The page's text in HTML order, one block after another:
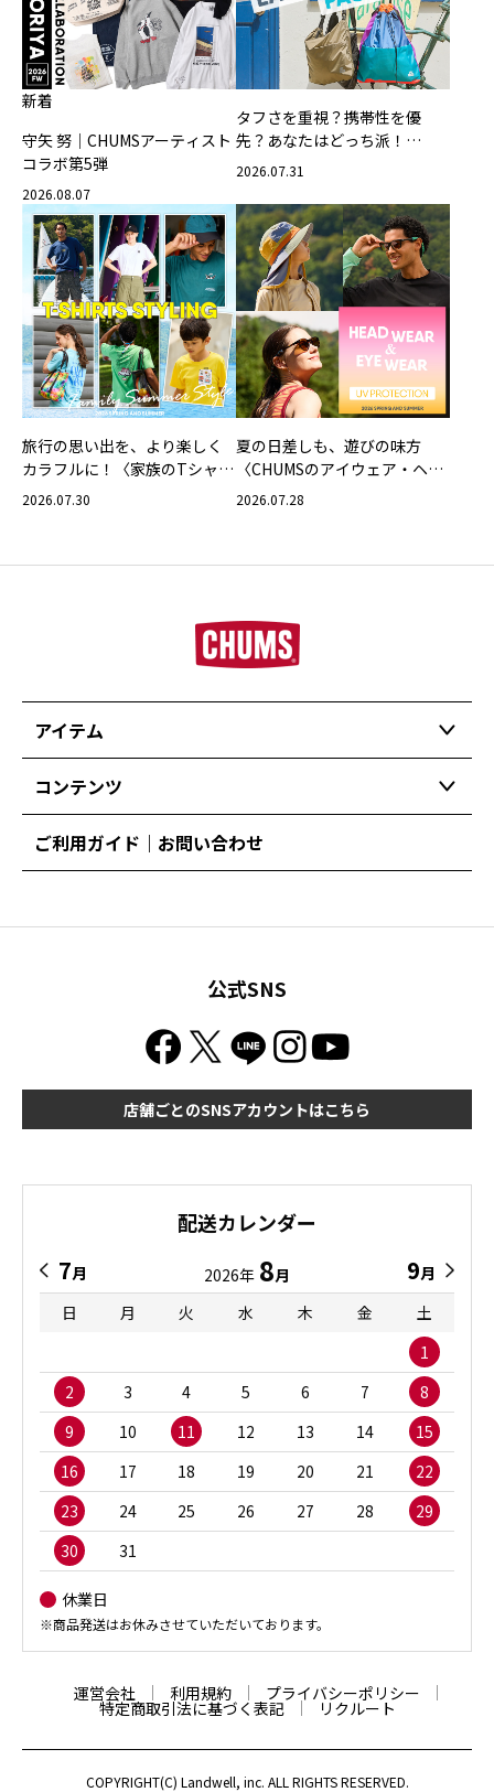
新着
守矢 努｜CHUMSアーティスト
コラボ第5弾
2026.08.07
タフさを重視？携帯性を優
先？あなたはどっち派！
CHUMSの軽量バッグ
2026.07.31
旅行の思い出を、より楽しく
カラフルに！〈家族のTシャツ
スタイリング特集〉
2026.07.30
夏の日差しも、遊びの味方
〈CHUMSのアイウェア・ヘッ
ドウェア〉
2026.07.28
アイテム
コンテンツ
ご利用ガイド｜お問い合わせ
公式SNS
店舗ごとのSNSアカウントはこちら
配送カレンダー
7月 2026年 8月 9月
日
月 火 水 木 金
土
1
2
3 4 5 6 7
8
9
10 11 12 13 14
15
16
17 18 19 20 21
22
23
24 25 26 27 28
29
30
31
休業日
※商品発送はお休みさせていただいております。
運営会社 利用規約 プライバシーポリシー
特定商取引法に基づく表記 リクルート
COPYRIGHT(C) Landwell, inc. ALL RIGHTS RESERVED.